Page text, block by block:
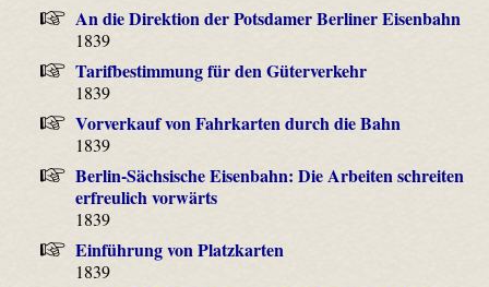
An die Direktion der Potsdamer Berliner Eisenbahn
1839
Tarifbestimmung für den Güterverkehr
1839
Vorverkauf von Fahrkarten durch die Bahn
1839
Berlin-Sächsische Eisenbahn: Die Arbeiten schreiten
erfreulich vorwärts
1839
Einführung von Platzkarten
1839